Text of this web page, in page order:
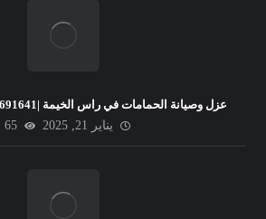
عزل وصيانة الحمامات في راس الخيمة |0506691641| تجديد حمامات
يناير 21, 2025
65